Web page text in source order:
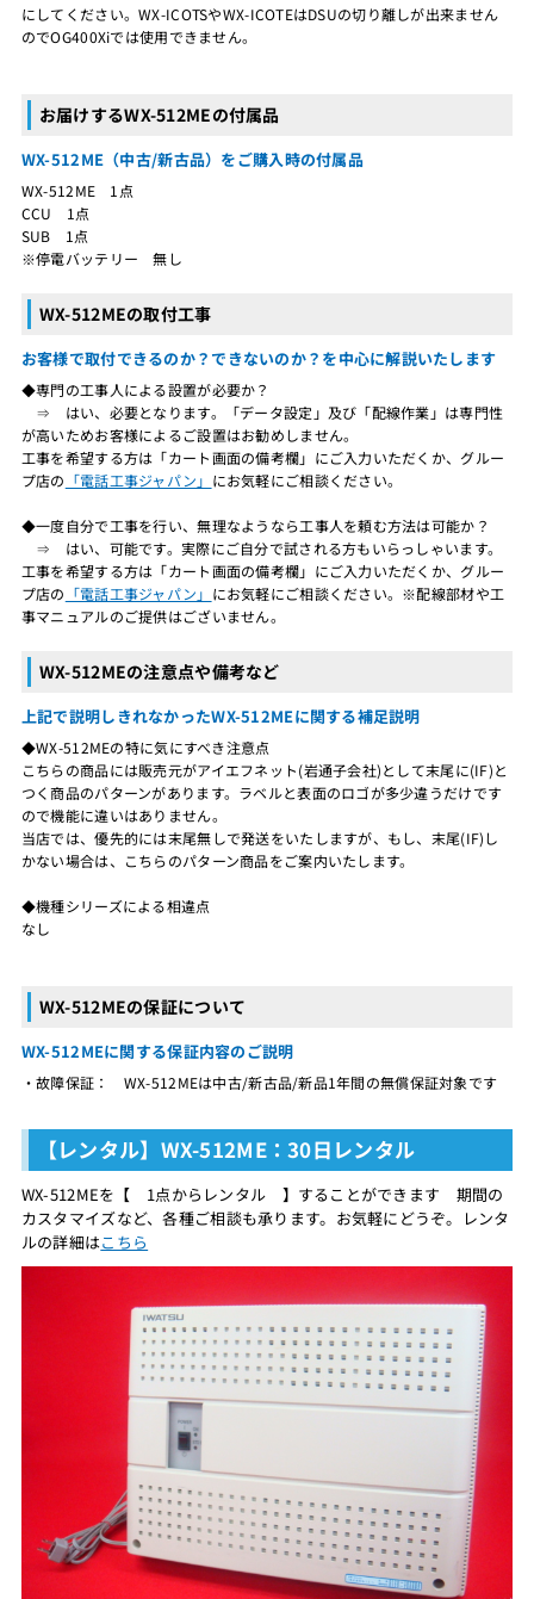
にしてください。WX-ICOTSやWX-ICOTEはDSUの切り離しが出来ません
のでOG400Xiでは使用できません。
お届けするWX-512MEの付属品
WX-512ME（中古/新古品）をご購入時の付属品
WX-512ME 1点
CCU 1点
SUB 1点
※停電バッテリー 無し
WX-512MEの取付工事
お客様で取付できるのか？できないのか？を中心に解説いたします
◆専門の工事人による設置が必要か？
⇒ はい、必要となります。「データ設定」及び「配線作業」は専門性
が高いためお客様によるご設置はお勧めしません。
工事を希望する方は「カート画面の備考欄」にご入力いただくか、グルー
プ店の 「電話工事ジャパン」 にお気軽にご相談ください。
◆一度自分で工事を行い、無理なようなら工事人を頼む方法は可能か？
⇒ はい、可能です。実際にご自分で試される方もいらっしゃいます。
工事を希望する方は「カート画面の備考欄」にご入力いただくか、グルー
プ店の 「電話工事ジャパン」 にお気軽にご相談ください。※配線部材や工
事マニュアルのご提供はございません。
WX-512MEの注意点や備考など
上記で説明しきれなかったWX-512MEに関する補足説明
◆WX-512MEの特に気にすべき注意点
こちらの商品には販売元がアイエフネット(岩通子会社)として末尾に(IF)と
つく商品のパターンがあります。ラベルと表面のロゴが多少違うだけです
ので機能に違いはありません。
当店では、優先的には末尾無しで発送をいたしますが、もし、末尾(IF)し
かない場合は、こちらのパターン商品をご案内いたします。
◆機種シリーズによる相違点
なし
WX-512MEの保証について
WX-512MEに関する保証内容のご説明
・故障保証： WX-512MEは中古/新古品/新品1年間の無償保証対象です
【レンタル】WX-512ME：30日レンタル
WX-512MEを【 1点からレンタル 】することができます 期間の
カスタマイズなど、各種ご相談も承ります。お気軽にどうぞ。レンタ
ルの詳細はこちら